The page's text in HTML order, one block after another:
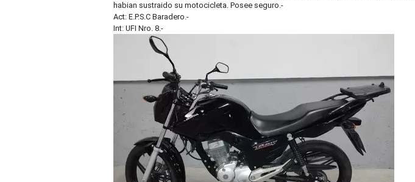
habian sustraido su motocicleta. Posee seguro.-
Act: E.P.S.C Baradero.-
Int: UFI Nro. 8.-